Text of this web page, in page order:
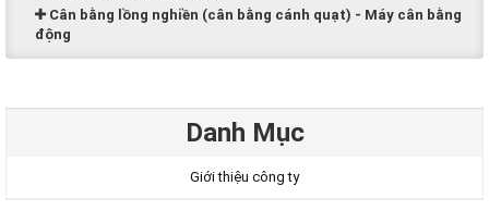
Cân bằng lồng nghiền (cân bằng cánh quạt) - Máy cân bằng
động
Danh Mục
Giới thiệu công ty